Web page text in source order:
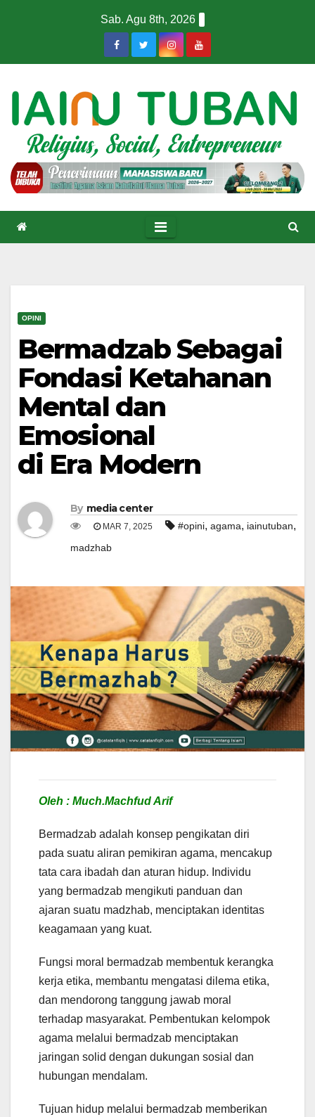
Sab. Agu 8th, 2026
OPINI
Bermadzab Sebagai
Fondasi Ketahanan
Mental dan
Emosional
di Era Modern
By media center
MAR 7, 2025 #opini, agama, iainutuban,
madzhab
Oleh : Much.Machfud Arif
Bermadzab adalah konsep pengikatan diri
pada suatu aliran pemikiran agama, mencakup
tata cara ibadah dan aturan hidup. Individu
yang bermadzab mengikuti panduan dan
ajaran suatu madzhab, menciptakan identitas
keagamaan yang kuat.
Fungsi moral bermadzab membentuk kerangka
kerja etika, membantu mengatasi dilema etika,
dan mendorong tanggung jawab moral
terhadap masyarakat. Pembentukan kelompok
agama melalui bermadzab menciptakan
jaringan solid dengan dukungan sosial dan
hubungan mendalam.
Tujuan hidup melalui bermadzab memberikan